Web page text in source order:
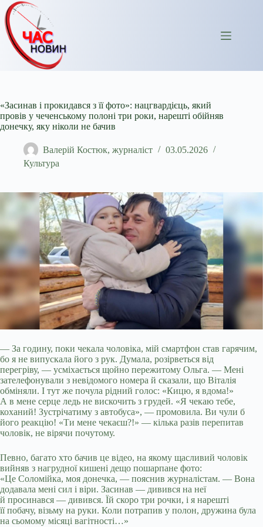
Перейти
до
вмісту
«Засинав і прокидався з її фото»: нацгвардієць, який
провів у чеченському полоні три роки, нарешті обійняв
донечку, яку ніколи не бачив
Валерій Костюк, журналіст
03.05.2026
Культура
— За годину, поки чекала чоловіка, мій смартфон став гарячим,
бо я не випускала його з рук. Думала, розірветься від
перегріву, — усміхається щойно пережитому Ольга. — Мені
зателефонували з невідомого номера й сказали, що Віталія
обміняли. І тут же почула рідний голос: «Кицю, я вдома!»
А в мене серце ледь не вискочить з грудей. «Я чекаю тебе,
коханий! Зустрічатиму з автобуса», — промовила. Ви чули б
його реакцію! «Ти мене чекаєш?!» — кілька разів перепитав
чоловік, не вірячи почутому.
Певно, багато хто бачив це відео, на якому щасливий чоловік
вийняв з нагрудної кишені дещо пошарпане фото:
«Це Соломійка, моя донечка, — пояснив журналістам. — Вона
додавала мені сил і віри. Засинав — дивився на неї
й просинався — дивився. Їй скоро три рочки, і я нарешті
її побачу, візьму на руки. Коли потрапив у полон, дружина була
на сьомому місяці вагітності…»